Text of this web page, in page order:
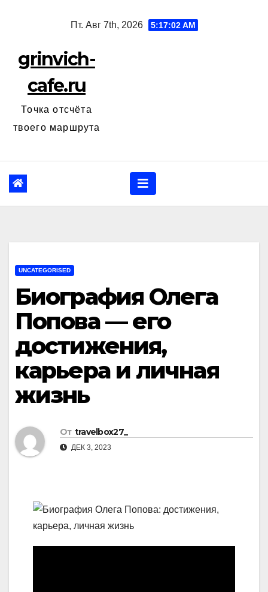
Пт. Авг 7th, 2026 5:17:03 AM
grinvich-
cafe.ru
Точка отсчёта
твоего маршрута
UNCATEGORISED
Биография Олега
Попова — его
достижения,
карьера и личная
жизнь
От travelbox27_
ДЕК 3, 2023